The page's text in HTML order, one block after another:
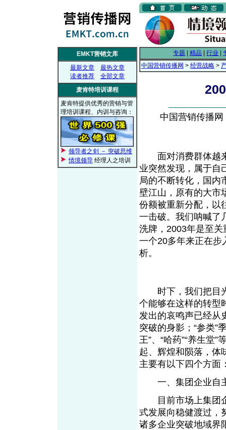
EMKT营销文库
最新文章
最热文章
读者推荐
全部文章
麦肯特培训课程
麦肯特提供优秀的营销与管
理培训课程、内训与咨询：
领导者之剑 － 突破思维
情境领导 经理人之培训
专题 精品 行业
中国营销传播网 > 经营战略 >
中国营销传播
面对消费群体越来
业突然发现，属于自
局的不断转化，国内
壁江山，原有的大市
份额被重新分配，以
一击破。我们呐喊了
洗牌，2003年是至
一个20多年来正在步
析。
时下，我们把目光
个能够在这样的转型
发出的哀鸣声已经从
突破的身影；“参类”
王”、“哈药”“养生堂
起、辉煌和陨落，体
主要有以下四个方面
一、集团企业自主
目前市场上集团企
式发展向稳健渡过，
诸多企业突破地域界